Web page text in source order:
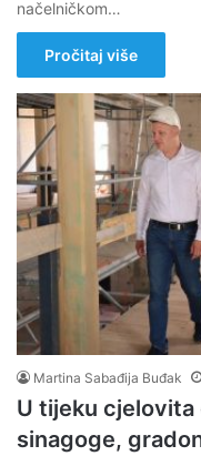
načelničkom…
Pročitaj više
Martina Sabađija Buđak
U tijeku
sinagoge,